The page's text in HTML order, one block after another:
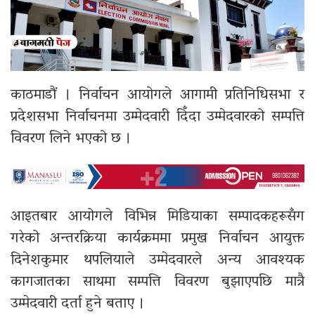
काठमाडौं । निर्वाचन आयोगले आगामी प्रतिनिधिसभा र
प्रदेशसभा निर्वाचनमा उम्मेदवारी दिँदा उम्मेदवारको सम्पत्ति
विवरण लिने भएको छ ।
आइतबार आयोगले विभिन्न मिडियाका सम्पादकहरूसँग
गरेको अन्तरक्रिया कार्यक्रममा प्रमुख निर्वाचन आयुक्त
दिनेशकुमार थपलियाले उम्मेदवारले अन्य आवश्यक
कागजातका साथमा सम्पत्ति विवरण बुझाएपछि मात्रै
उम्मेदवारी दर्ता हुने बताए ।